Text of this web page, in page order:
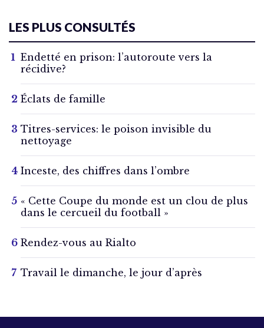
LES PLUS CONSULTÉS
Endetté en prison: l’autoroute vers la
récidive?
Éclats de famille
Titres-services: le poison invisible du
nettoyage
Inceste, des chiffres dans l’ombre
« Cette Coupe du monde est un clou de plus
dans le cercueil du football »
Rendez-vous au Rialto
Travail le dimanche, le jour d’après